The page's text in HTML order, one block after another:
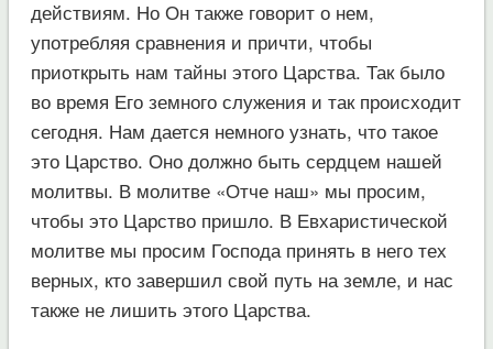
действиям. Но Он также говорит о нем,
употребляя сравнения и причти, чтобы
приоткрыть нам тайны этого Царства. Так было
во время Его земного служения и так происходит
сегодня. Нам дается немного узнать, что такое
это Царство. Оно должно быть сердцем нашей
молитвы. В молитве «Отче наш» мы просим,
чтобы это Царство пришло. В Евхаристической
молитве мы просим Господа принять в него тех
верных, кто завершил свой путь на земле, и нас
также не лишить этого Царства.